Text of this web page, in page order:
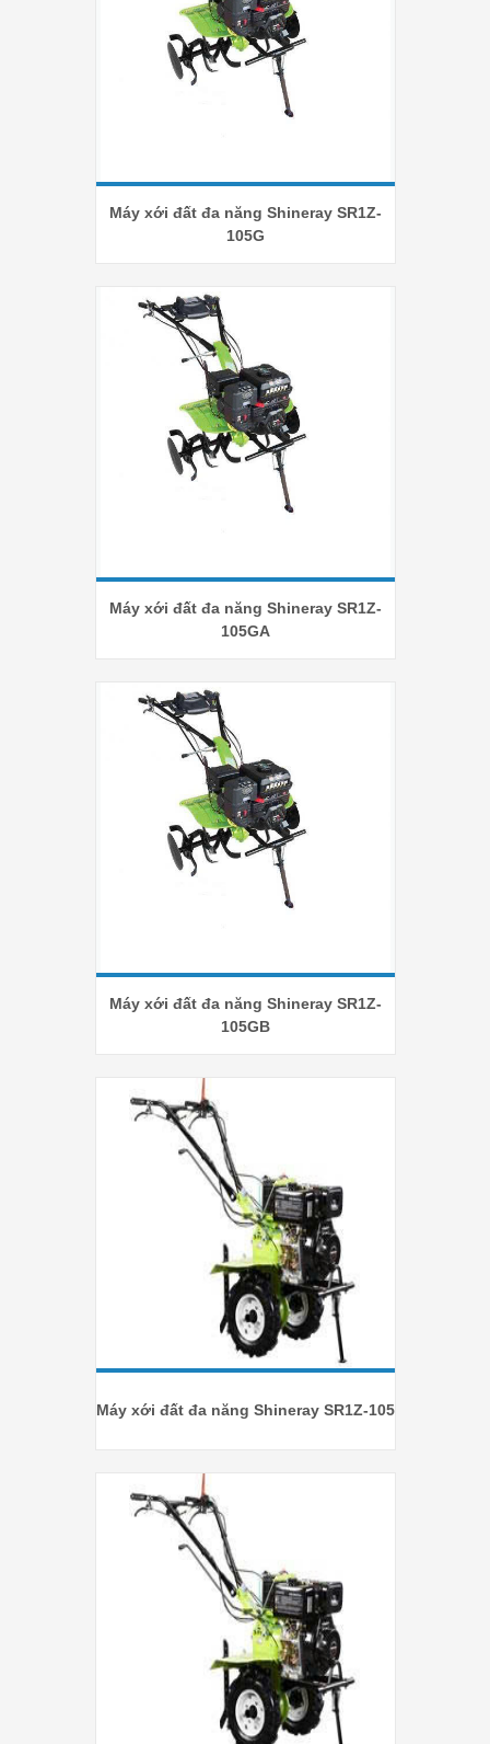
Máy xới đất đa năng Shineray SR1Z-
105G
Máy xới đất đa năng Shineray SR1Z-
105GA
Máy xới đất đa năng Shineray SR1Z-
105GB
Máy xới đất đa năng Shineray SR1Z-105